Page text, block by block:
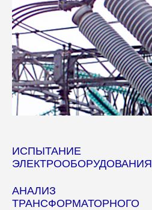
ИСПЫТАНИЕ
ЭЛЕКТРООБОРУДОВАНИЯ
АНАЛИЗ
ТРАНСФОРМАТОРНОГО